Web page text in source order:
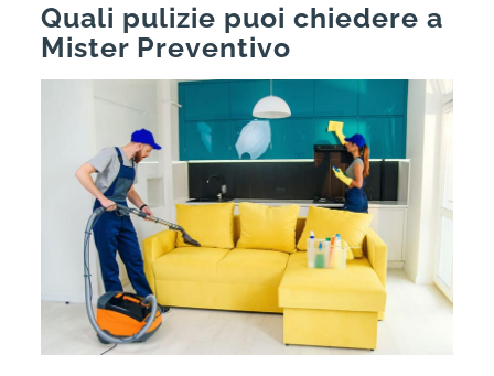
Quali pulizie puoi chiedere a
Mister Preventivo